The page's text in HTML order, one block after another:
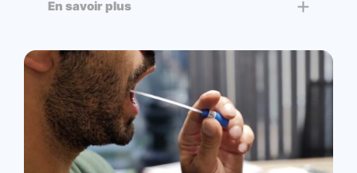
En savoir plus